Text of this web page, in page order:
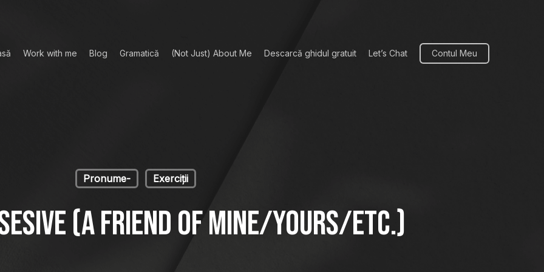
Work with me Blog Gramatică (Not Just) About Me Descarcă ghidul gratuit Let’s Chat Contul Meu
Pronume- Exerciții
(a friend of mine/yours/etc.)